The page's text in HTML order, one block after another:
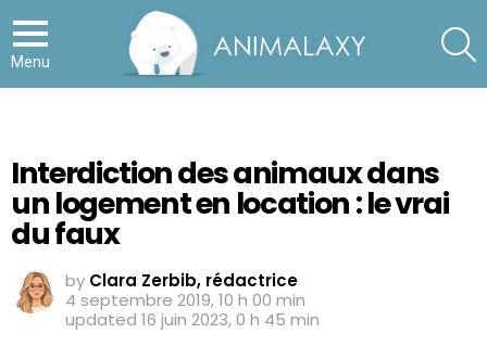
Menu
Interdiction des animaux dans
un logement en location : le vrai
du faux
by Clara Zerbib, rédactrice
4 septembre 2019, 10 h 00 min
updated 16 juin 2023, 0 h 45 min